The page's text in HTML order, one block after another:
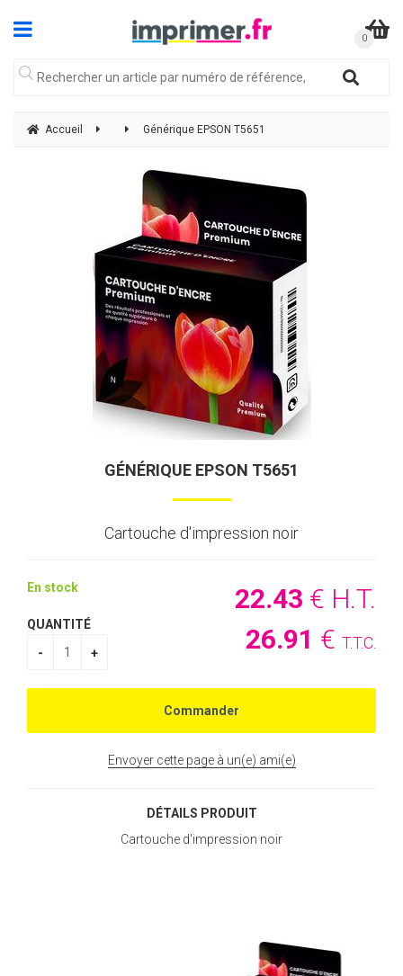
Accueil Générique EPSON T5651
GÉNÉRIQUE EPSON T5651
Cartouche d'impression noir
22.43 € H.T.
26.91 € T.T.C.
En stock
QUANTITÉ
Envoyer cette page à un(e) ami(e)
DÉTAILS PRODUIT
Cartouche d'impression noir